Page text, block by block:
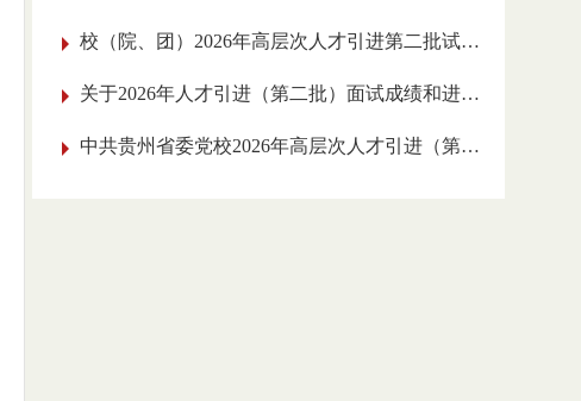
校（院、团）2026年高层次人才引进第二批试讲人员名单公告
关于2026年人才引进（第二批）面试成绩和进入实践工作考核环节人员的公告
中共贵州省委党校2026年高层次人才引进（第二批）面试公告